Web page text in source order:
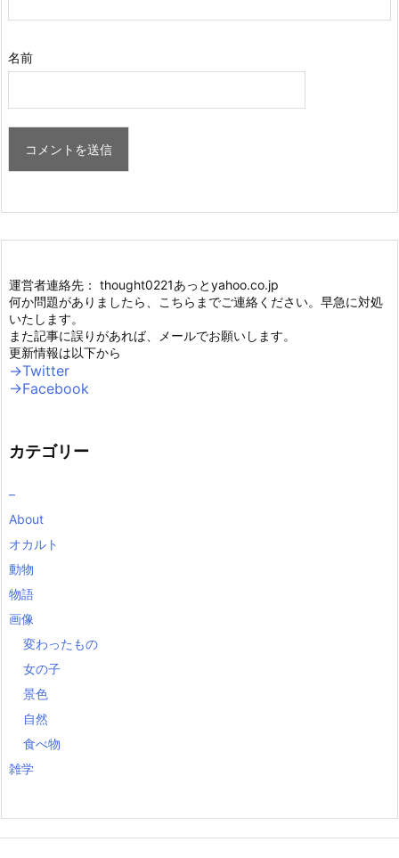
名前
運営者連絡先： thought0221あっとyahoo.co.jp
何か問題がありましたら、こちらまでご連絡ください。早急に対処
いたします。
また記事に誤りがあれば、メールでお願いします。
更新情報は以下から
→Twitter
→Facebook
カテゴリー
–
About
オカルト
動物
物語
画像
変わったもの
女の子
景色
自然
食べ物
雑学